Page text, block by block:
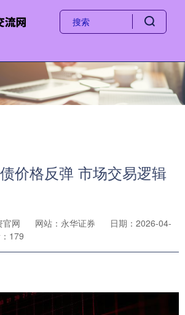
价格反弹 市场交易逻辑
官网 网站：永华证券
日期：2026-04-
179